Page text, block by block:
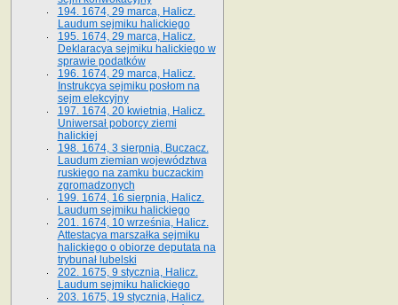
194. 1674, 29 marca, Halicz.
Laudum sejmiku halickiego
195. 1674, 29 marca, Halicz.
Deklaracya sejmiku halickiego w
sprawie podatków
196. 1674, 29 marca, Halicz.
Instrukcya sejmiku posłom na
sejm elekcyjny
197. 1674, 20 kwietnia, Halicz.
Uniwersał poborcy ziemi
halickiej
198. 1674, 3 sierpnia, Buczacz.
Laudum ziemian województwa
ruskiego na zamku buczackim
zgromadzonych
199. 1674, 16 sierpnia, Halicz.
Laudum sejmiku halickiego
201. 1674, 10 września, Halicz.
Attestacya marszałka sejmiku
halickiego o obiorze deputata na
trybunał lubelski
202. 1675, 9 stycznia, Halicz.
Laudum sejmiku halickiego
203. 1675, 19 stycznia, Halicz.